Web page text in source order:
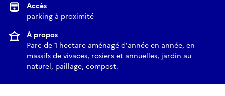
Accès
parking à proximité
À propos
Parc de 1 hectare aménagé d'année en année, en
massifs de vivaces, rosiers et annuelles, jardin au
naturel, paillage, compost.